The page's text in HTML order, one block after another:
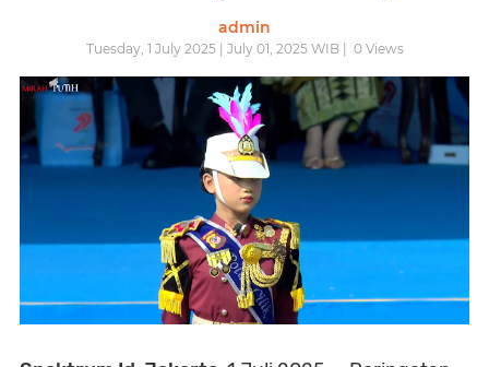
admin
Tuesday, 1 July 2025 | July 01, 2025 WIB | 0Views